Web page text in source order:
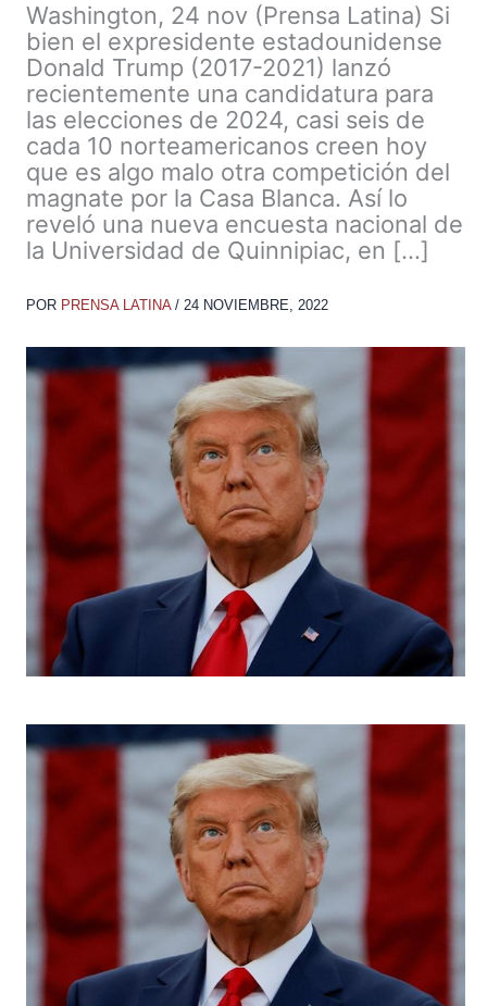
Washington, 24 nov (Prensa Latina) Si
bien el expresidente estadounidense
Donald Trump (2017-2021) lanzó
recientemente una candidatura para
las elecciones de 2024, casi seis de
cada 10 norteamericanos creen hoy
que es algo malo otra competición del
magnate por la Casa Blanca. Así lo
reveló una nueva encuesta nacional de
la Universidad de Quinnipiac, en […]
POR PRENSA LATINA / 24 NOVIEMBRE, 2022